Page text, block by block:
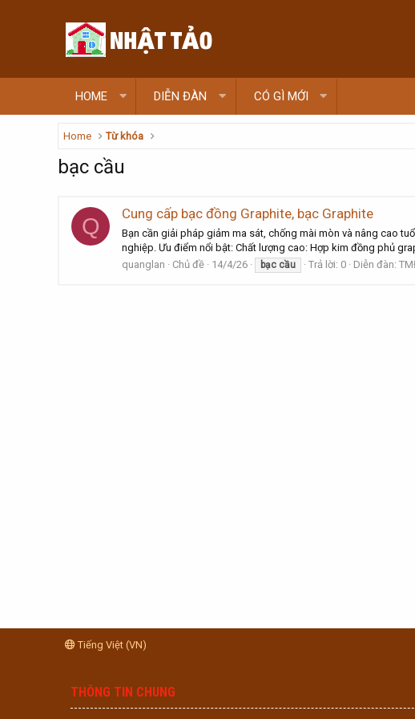
HOME DIỄN ĐÀN CÓ GÌ MỚI
Home Từ khóa
bạc cầu
Q Cung cấp bạc đồng Graphite, bạc Graphite
Bạn cần giải pháp giảm ma sát, chống mài mòn và nâng cao
nghiệp. Ưu điểm nổi bật: Chất lượng cao: Hợp kim đồng phủ
quanglan
Chủ đề 14/4/26 bạc cầu Trả lời: 0 Diễn đàn:
Tiếng Việt (VN)
THÔNG TIN CHUNG